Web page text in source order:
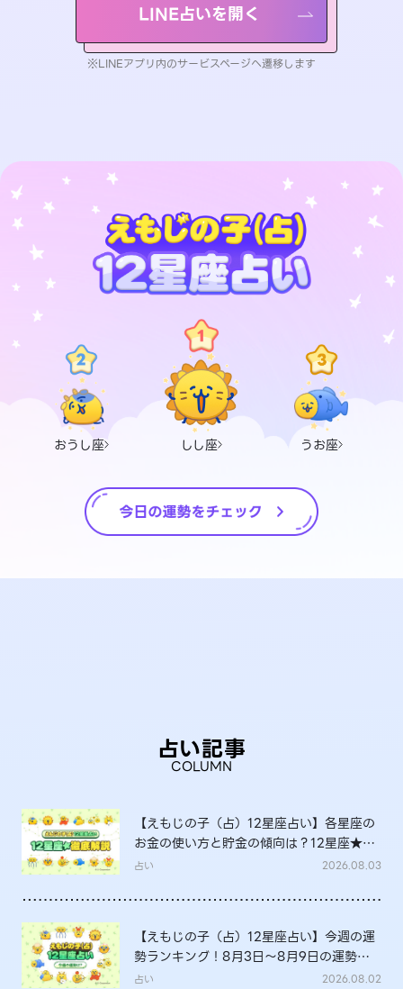
LINE占いを開く
※LINEアプリ内のサービスページへ遷移します
おうし座 しし座 うお座
占い記事
COLUMN
【えもじの子（占）12星座占い】各星座の
お金の使い方と貯金の傾向は？12星座★徹
底解説
占い 2026.08.03
【えもじの子（占）12星座占い】今週の運
勢ランキング！8月3日～8月9日の運勢
は？
占い 2026.08.02